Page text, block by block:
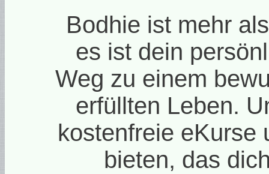
Bodhie ist mehr
es ist dein
Weg zu einem
erfüllten Leben.
kostenfreie eKurse
bieten, das